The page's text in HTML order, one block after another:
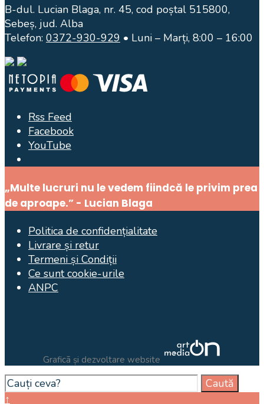
B-dul. Lucian Blaga, nr. 45, cod poștal 515800,
Sebeș, jud. Alba
Telefon: 0372-930-929 • Luni – Marți, 8:00 – 16:00
Rss Feed
Facebook
YouTube
Window
„Multe lucruri nu le vedem fiindcă le privim prea
de aproape.” - Lucian Blaga
Politica de confidențialitate
Livrare și retur
Termeni și Condiții
Ce sunt cookie-urile
ANPC
Graficã și dezvoltare website
Search
for:
Caută
Close
↑